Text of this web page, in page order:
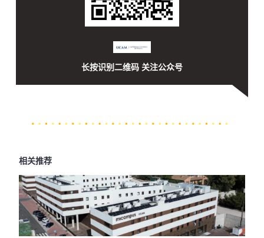
长按识别二维码 关注公众号
相关推荐